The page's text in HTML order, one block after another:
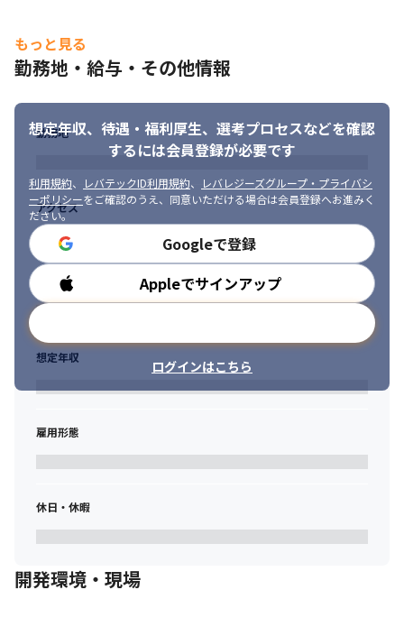
Gemini：Deep Research/Python実行を含む情報検索・解析で、
調査や設計の精度を向上
━━━━━━━━━
・産業の難題に対して、最先端な技術を産業特化でバーティカル
に深めることで、産業の課題を大きく解決しています。技術を固
く変えるインパクトのある開発ができていると自負しています。
・燈のエンジニアは、お客様と徹底的に向き合います。
お客様の抱えている難題を解くためには、技術だけを追求すれば
いいわけではなく、お客様とビジネスを理解するために、提案す
ることや現場に足を運ぶこともあります。
・ひとりひとりが専門性を持ち、フラットに隔たりなく助け合
い、技術をシェアし高めあえる組織です。
難しいと思える挑戦こそ、組織・事業共に成長させると考えてい
まらず、セールス、コンサル・知財交渉・PMなど一通りプロジェ
クトに関わることが可能です。
もっと見る
勤務地・給与・その他情報
想定年収、待遇・福利厚生、 選考プロセスなどを確認
するには会員登録が必要です
利用規約、 レバテックID利用規約、
レバレジーズグループ・プライバシ
ーポリシーをご確認のうえ、同意いただける場合は会員登録へお進みく
ださい。
Googleで登録
Appleでサインアップ
ログインはこちら
勤務地
アクセス
勤務時間
想定年収
雇用形態
休日・休暇
開発環境・現場